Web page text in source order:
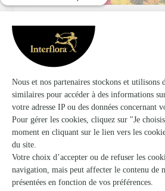
Fleurs O Naturel
Rouen
★★
4.2 (253)
8, place Saint Hilaire
Voir la boutique